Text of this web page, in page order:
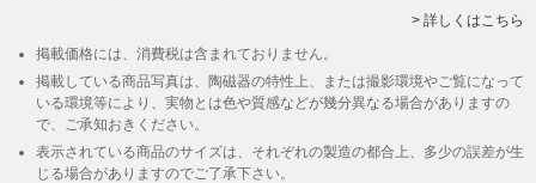
> 詳しくはこちら
掲載価格には、消費税は含まれておりません。
掲載している商品写真は、陶磁器の特性上、または撮影環境やご覧になって
いる環境等により、実物とは色や質感などが幾分異なる場合がありますの
で、ご承知おきください。
表示されている商品のサイズは、それぞれの製造の都合上、多少の誤差が生
じる場合がありますのでご了承下さい。